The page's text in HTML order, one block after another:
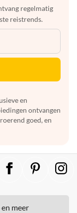
regelmatig
reistrends.
en
ontvangen
goed, en
meer